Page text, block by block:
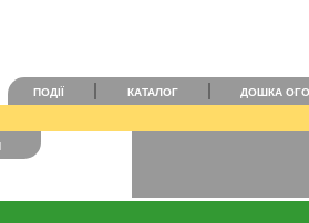
ПОДІЇ КАТАЛОГ ДОШКА